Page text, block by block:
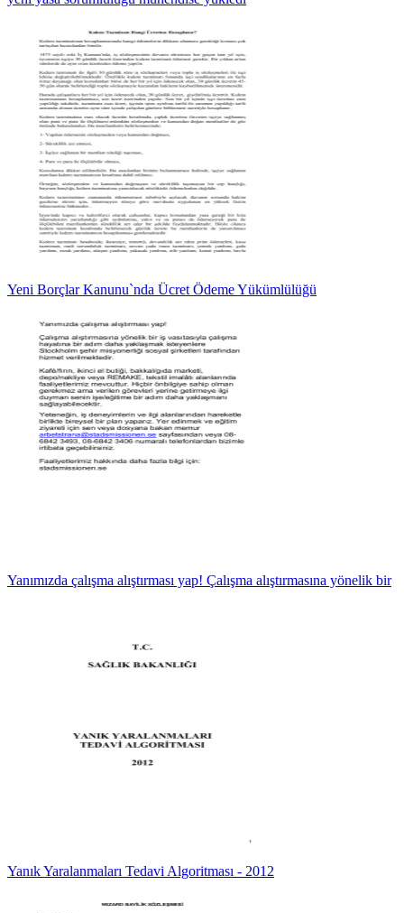
Yeni Borçlar Kanunu`nda Ücret Ödeme Yükümlülüğü
Yanımızda çalışma alıştırması yap! Çalışma alıştırmasına yönelik bir
Yanık Yaralanmaları Tedavi Algoritması - 2012